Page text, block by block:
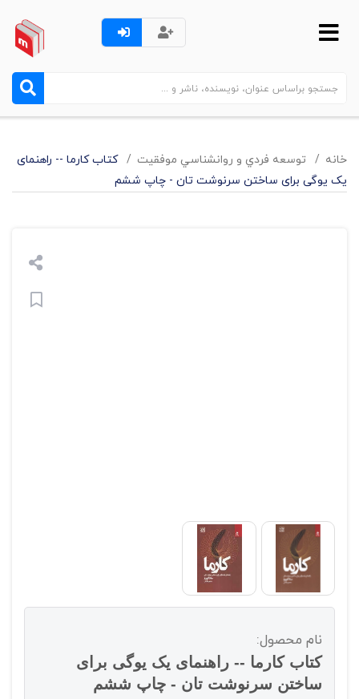
خانه توسعه فردي و روانشناسي موفقيت
کتاب کارما -- راهنمای
یک یوگی برای ساختن سرنوشت تان - چاپ ششم
نام محصول:
کتاب کارما -- راهنمای یک یوگی برای
ساختن سرنوشت تان - چاپ ششم